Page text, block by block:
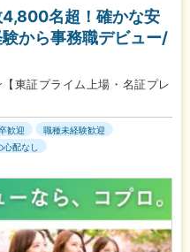
4,800名超！確かな安
から事務職デビュー/
東証プライム上場・名証プレ
歓迎
職種未経験歓迎
配なし